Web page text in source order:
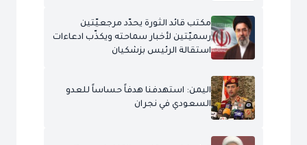
مكتب قائد الثورة يحدّد مرجعيّتين
رسميّتين لأخبار سماحته ويكذّب ادعاءات
استقالة الرئيس بزشكيان
اليمن: استهدفنا هدفاً حساساً للعدو
السعودي في نجران